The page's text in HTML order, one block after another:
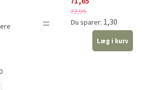
=
72,95
Du sparer: 1,30
Læg i kurv